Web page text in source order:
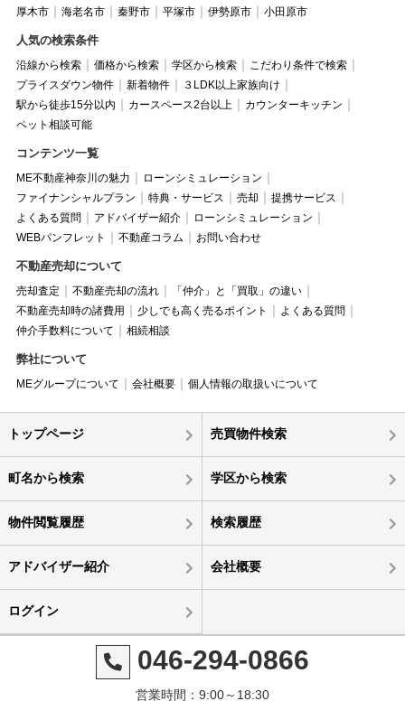
厚木市 海老名市 秦野市 平塚市 伊勢原市 小田原市
人気の検索条件
沿線から検索 価格から検索 学区から検索
こだわり条件で検索
プライスダウン物件
新着物件
３LDK以上家族向け
駅から徒歩15分以内
カースペース2台以上
カウンターキッチン
ペット相談可能
コンテンツ一覧
ME不動産神奈川の魅力
ローンシミュレーション
ファイナンシャルプラン
特典・サービス 売却
提携サービス
よくある質問
アドバイザー紹介
ローンシミュレーション
WEBパンフレット
不動産コラム お問い合わせ
不動産売却について
売却査定 不動産売却の流れ
「仲介」と「買取」の違い
不動産売却時の諸費用
少しでも高く売るポイント
よくある質問
仲介手数料について
相続相談
弊社について
MEグループについて 会社概要 個人情報の取扱いについて
トップページ 売買物件検索
町名から検索 学区から検索
物件閲覧履歴 検索履歴
アドバイザー紹介 会社概要
ログイン
046-294-0866
営業時間：9:00～18:30